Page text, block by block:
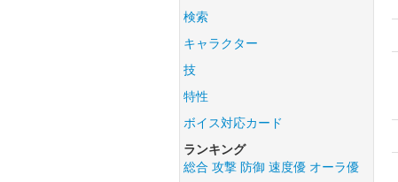
検索
キャラクター
技
特性
ボイス対応カード
ランキング
総合 攻撃 防御 速度優 オーラ優